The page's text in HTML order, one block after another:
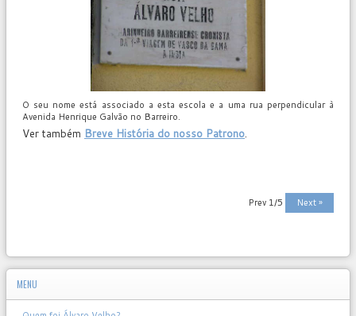
O seu nome está associado a esta escola e a uma rua perpendicular à
Avenida Henrique Galvão no Barreiro.
Ver também Breve História do nosso Patrono.
Prev 1/5 Next »
MENU